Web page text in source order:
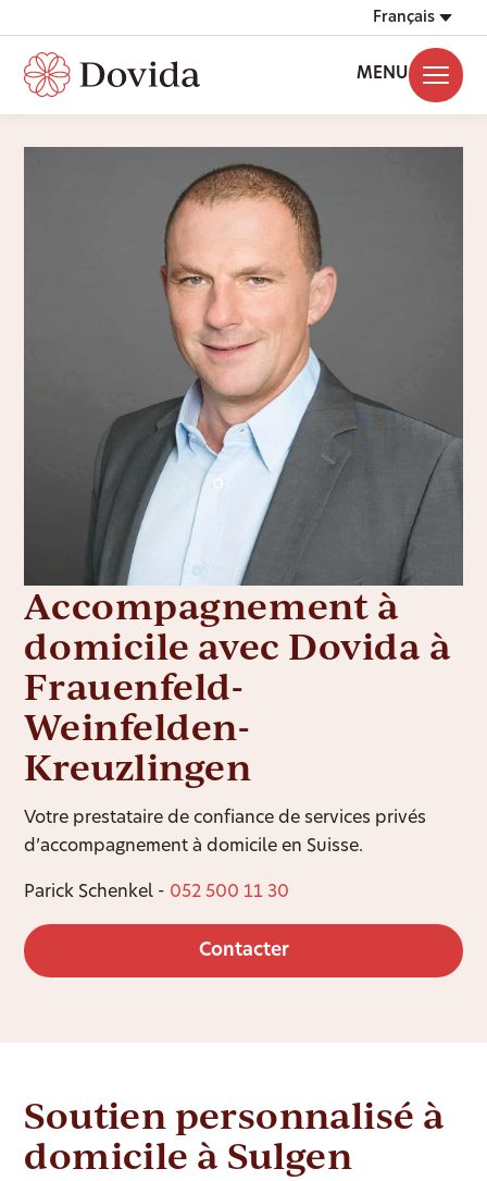
Français
MENU
Accompagnement à
domicile avec Dovida à
Frauenfeld-
Weinfelden-
Kreuzlingen
Votre prestataire de confiance de services privés
d’accompagnement à domicile en Suisse.
Parick Schenkel - 052 500 11 30
Contacter
Soutien personnalisé à
domicile à Sulgen